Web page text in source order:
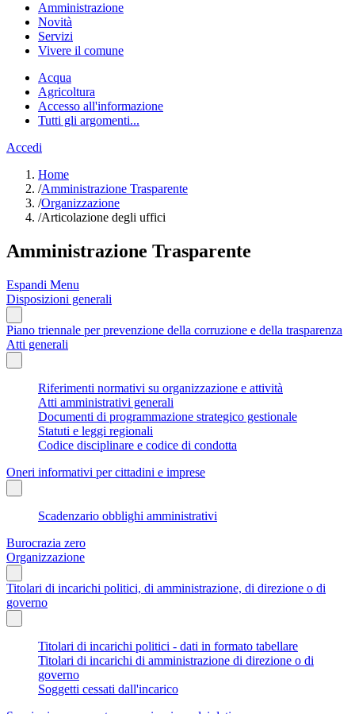
Amministrazione
Novità
Servizi
Vivere il comune
Acqua
Agricoltura
Accesso all'informazione
Tutti gli argomenti...
Accedi
Home
/Amministrazione Trasparente
/Organizzazione
/Articolazione degli uffici
Amministrazione Trasparente
Espandi Menu
Disposizioni generali
Piano triennale per prevenzione della corruzione e della trasparenza
Atti generali
Riferimenti normativi su organizzazione e attività
Atti amministrativi generali
Documenti di programmazione strategico gestionale
Statuti e leggi regionali
Codice disciplinare e codice di condotta
Oneri informativi per cittadini e imprese
Scadenzario obblighi amministrativi
Burocrazia zero
Organizzazione
Titolari di incarichi politici, di amministrazione, di direzione o di
governo
Titolari di incarichi politici - dati in formato tabellare
Titolari di incarichi di amministrazione di direzione o di
governo
Soggetti cessati dall'incarico